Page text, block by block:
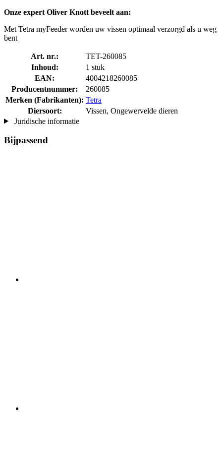
Onze expert Oliver Knott beveelt aan:
Met Tetra myFeeder worden uw vissen optimaal verzorgd als u weg
bent
Art. nr.:
TET-260085
Inhoud:
1 stuk
EAN:
4004218260085
Producentnummer:
260085
Merken (Fabrikanten): Tetra
Diersoort:
Vissen, Ongewervelde dieren
Juridische informatie
Bijpassend